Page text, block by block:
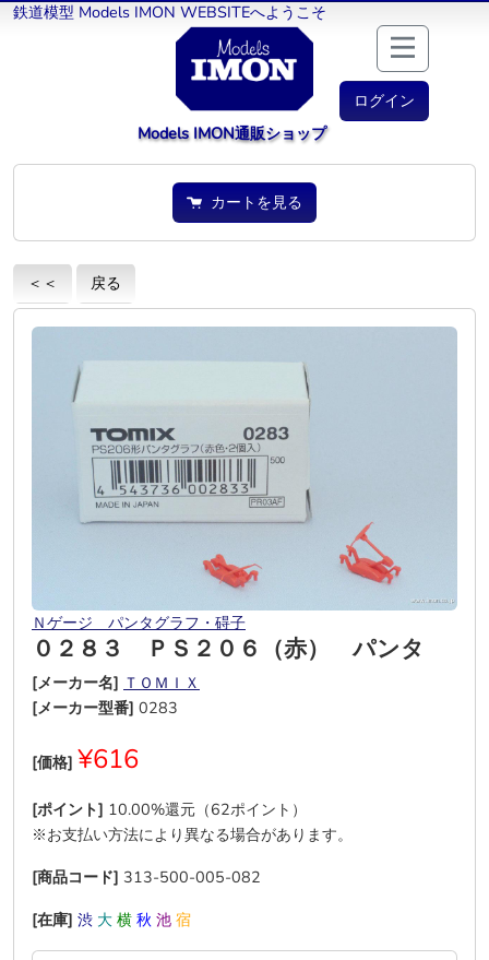
鉄道模型 Models IMON WEBSITEへようこそ
ログイン
Models IMON通販ショップ
カートを見る
＜＜ 戻る
Ｎゲージ パンタグラフ・碍子
０２８３ ＰＳ２０６（赤） パンタ
[メーカー名] ＴＯＭＩＸ
[メーカー型番] 0283
[価格] ¥616
[ポイント] 10.00%還元（62ポイント）
※お支払い方法により異なる場合があります。
[商品コード] 313-500-005-082
[在庫] 渋 大 横 秋 池 宿